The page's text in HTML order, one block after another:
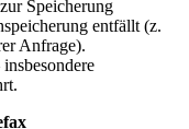
Speicherung
entfällt (z.
Anfrage).